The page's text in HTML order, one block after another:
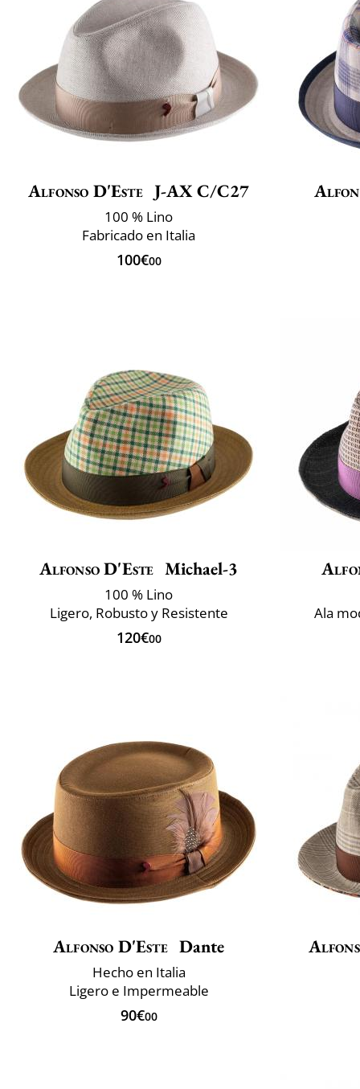
Alfonso D'Este J-AX C/C27
100 % Lino
Fabricado en Italia
100€00
Alfonso D'Este Michael-3
100 % Lino
Ligero, Robusto y Resistente
120€00
Ala
Alfonso D'Este Dante
Hecho en Italia
Ligero e Impermeable
90€00